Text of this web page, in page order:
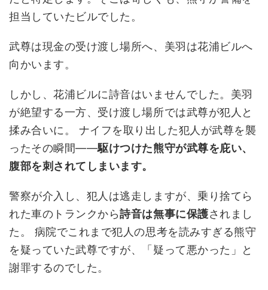
担当していたビルでした。
武尊は現金の受け渡し場所へ、美羽は花浦ビルへ
向かいます。
しかし、花浦ビルに詩音はいませんでした。美羽
が絶望する一方、受け渡し場所では武尊が犯人と
揉み合いに。 ナイフを取り出した犯人が武尊を襲
ったその瞬間――駆けつけた熊守が武尊を庇い、
腹部を刺されてしまいます。
警察が介入し、犯人は逃走しますが、乗り捨てら
れた車のトランクから詩音は無事に保護されまし
た。 病院でこれまで犯人の思考を読みすぎる熊守
を疑っていた武尊ですが、「疑って悪かった」と
謝罪するのでした。